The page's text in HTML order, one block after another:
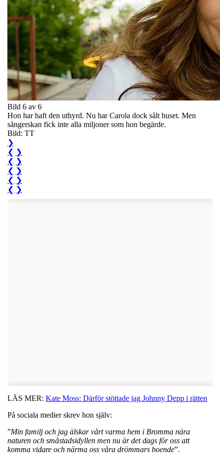
Bild 6 av 6
Hon har haft den uthyrd. Nu har Carola dock sålt huset. Men
sångerskan fick inte alla miljoner som hon begärde.
Bild: TT
❯
❮ ❯
❮ ❯
❮ ❯
❮ ❯
❮ ❯
LÄS MER: Kate Moss: Därför stöttade jag Johnny Depp i rätten
På sociala medier skrev hon själv:
”Min familj och jag älskar vårt varma hem i Bromma nära
naturen och småstadsidyllen men nu är det dags för oss att
komma vidare och närma oss våra drömmars boende”.